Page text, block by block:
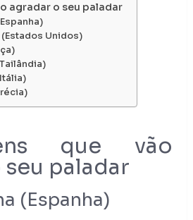
agradar o seu paladar
(Estados Unidos)
que vão
paladar
(Espanha)